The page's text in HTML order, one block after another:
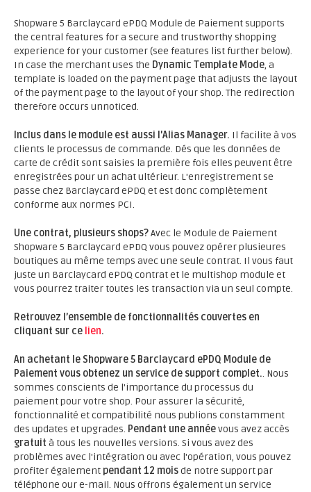
Shopware 5 Barclaycard ePDQ Module de Paiement supports
the central features for a secure and trustworthy shopping
experience for your customer (see features list further below).
In case the merchant uses the Dynamic Template Mode, a
template is loaded on the payment page that adjusts the layout
of the payment page to the layout of your shop. The redirection
therefore occurs unnoticed.
Inclus dans le module est aussi l'Alias Manager. Il facilite à vos
clients le processus de commande. Dés que les données de
carte de crédit sont saisies la première fois elles peuvent être
enregistrées pour un achat ultérieur. L'enregistrement se
passe chez Barclaycard ePDQ et est donc complètement
conforme aux normes PCI.
Une contrat, plusieurs shops?Avec le Module de Paiement
Shopware 5 Barclaycard ePDQ vous pouvez opérer plusieures
boutiques au même temps avec une seule contrat. Il vous faut
juste un Barclaycard ePDQ contrat et le multishop module et
vous pourrez traiter toutes les transaction via un seul compte.
Retrouvez l’ensemble de fonctionnalités couvertes en
cliquant sur ce lien.
An achetant le Shopware 5 Barclaycard ePDQ Module de
Paiement vous obtenez un service de support complet.. Nous
sommes conscients de l'importance du processus du
paiement pour votre shop. Pour assurer la sécurité,
fonctionnalité et compatibilité nous publions constamment
des updates et upgrades. Pendant une annéevous avez accès
gratuit à tous les nouvelles versions. Si vous avez des
problèmes avec l'intégration ou avec l'opération, vous pouvez
profiter également pendant 12 moisde notre support par
téléphone our e-mail. Nous offrons également un service